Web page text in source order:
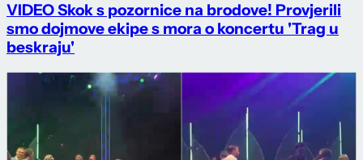
VIDEO Skok s pozornice na brodove! Provjerili
smo dojmove ekipe s mora o koncertu 'Trag u
beskraju'